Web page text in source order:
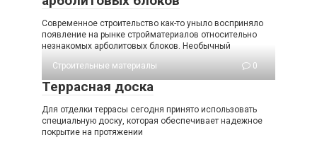
Современное строительство как-то уныло восприняло
появление на рынке стройматериалов относительно
незнакомых арболитовых блоков. Необычный
Строительные материалы
0
Террасная доска
Для отделки террасы сегодня принято использовать
специальную доску, которая обеспечивает надежное
покрытие на протяжении